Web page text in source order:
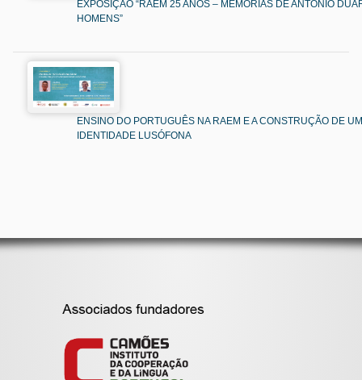
EXPOSIÇÃO “RAEM 25 ANOS – MEMÓRIAS DE ANTÓNIO
HOMENS”
ENSINO DO PORTUGUÊS NA RAEM E A CONSTRUÇÃO DE
IDENTIDADE LUSÓFONA